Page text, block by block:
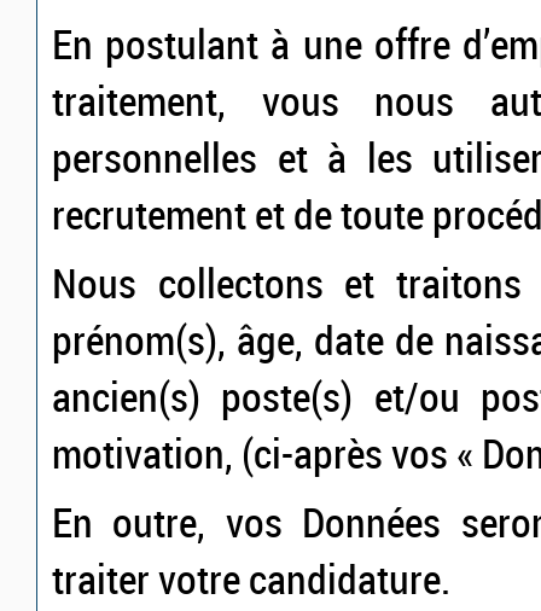
En postulant à une offre
traitement, vous nous
personnelles et à les
recrutement et de toute
Nous collectons et
prénom(s), âge, date de
ancien(s) poste(s) et/ou
motivation, (ci-après vos «
En outre, vos Données
traiter votre candidature.